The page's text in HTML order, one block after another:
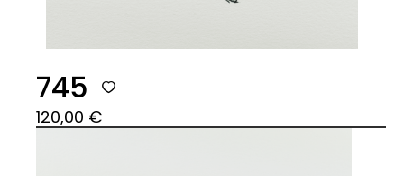
745
120,00 €